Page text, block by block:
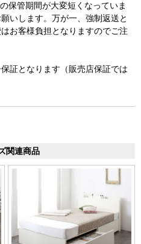
保管期間が大変短くなっていま
いします。万が一、強制返送と
お客様負担となりますのでご注
証となります（販売店保証では
関連商品